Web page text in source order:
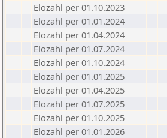
Elozahl per 01.10.2023
Elozahl per 01.01.2024
Elozahl per 01.04.2024
Elozahl per 01.07.2024
Elozahl per 01.10.2024
Elozahl per 01.01.2025
Elozahl per 01.04.2025
Elozahl per 01.07.2025
Elozahl per 01.10.2025
Elozahl per 01.01.2026